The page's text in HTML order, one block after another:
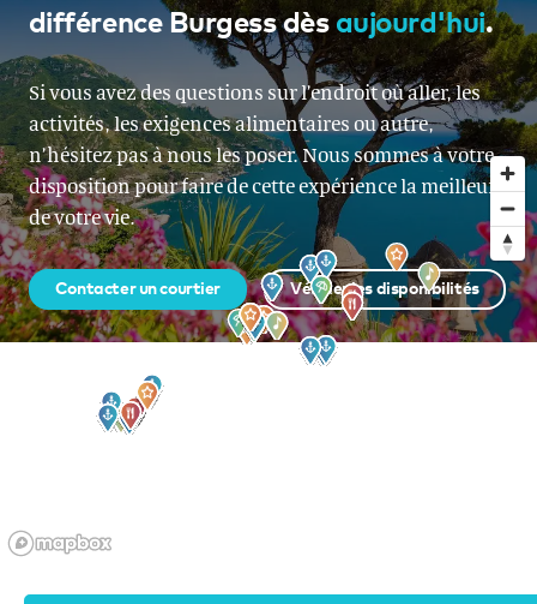
À partir de EUR 130 000 par semaine
différence Burgess dès aujourd'hui.
Si vous avez des questions sur l’endroit où aller, les
activités, les exigences alimentaires ou autre,
n’hésitez pas à nous les poser. Nous sommes à votre
disposition pour faire de cette expérience la meilleure
de votre vie.
Contacter un courtier Vérifier les disponibilités
Inscrivez-vous à notre newsletter